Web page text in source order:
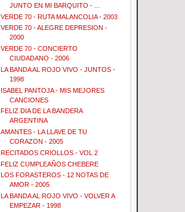
JUNTO EN MI BARQUITO - ...
VERDE 70 - RUTA MALANCOLIA - 2003
VERDE 70 - ALEGRE DEPRESION -
2000
VERDE 70 - CONCIERTO
CIUDADANO - 2006
LA BANDA AL ROJO VIVO - JUNTOS -
1998
ISABEL PANTOJA - MIS MEJORES
CANCIONES
FELIZ DIA DE LA BANDERA
ARGENTINA
AMANTES - LA LLAVE DE TU
CORAZON - 2005
RECITADOS CRIOLLOS - VOL 2
FELIZ CUMPLEAÑOS CHEBERE
LOS FORASTEROS - 12 NOTAS DE
AMOR - 2005
LA BANDA AL ROJO VIVO - VOLVER A
EMPEZAR - 1998